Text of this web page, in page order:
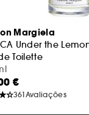
Margiela
Under the
Toilette
€
361Avaliações